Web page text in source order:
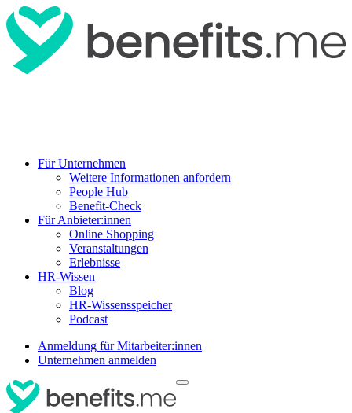
Für Unternehmen
Weitere Informationen anfordern
People Hub
Benefit-Check
Für Anbieter:innen
Online Shopping
Veranstaltungen
Erlebnisse
HR-Wissen
Blog
HR-Wissensspeicher
Podcast
Anmeldung für Mitarbeiter:innen
Unternehmen anmelden